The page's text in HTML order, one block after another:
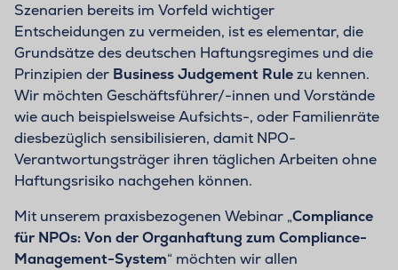
Szenarien bereits im Vorfeld wichtiger
Entscheidungen zu vermeiden, ist es elementar, die
Grundsätze des deutschen Haftungsregimes und die
Prinzipien der Business Judgement Rulezu kennen.
Wir möchten Geschäftsführer/-innen und Vorstände
wie auch beispielsweise Aufsichts-, oder Familienräte
diesbezüglich sensibilisieren, damit NPO-
Verantwortungsträger ihren täglichen Arbeiten ohne
Haftungsrisiko nachgehen können.
Mit unserem praxisbezogenen Webinar „Compliance
für NPOs: Von der Organhaftung zum Compliance-
Management-System“ möchten wir allen